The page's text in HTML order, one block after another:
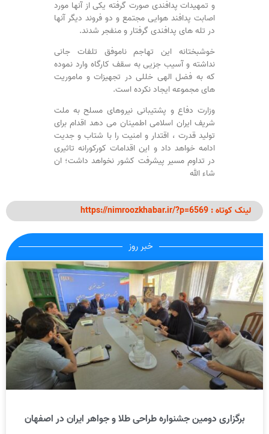
و تمهیدات پدافندی صورت گرفته یکی از آنها مورد
اصابت پدافند هوایی مجتمع و دو فروند دیگر آنها
در تله های پدافندی گرفتار و منفجر شدند.
خوشبختانه این تهاجم ناموفق تلفات جانی
نداشته و آسیب جزیی به سقف کارگاه وارد نموده
که به فضل الهی خللی در تجهیزات و ماموریت
های مجموعه ایجاد نکرده است.
وزارت دفاع و پشتیبانی نیروهای مسلح به ملت
شریف ایران اسلامی اطمینان می دهد اقدام برای
تولید قدرت ، اقتدار و امنیت را با شتاب و جدیت
ادامه خواهد داد و این اقدامات کورکورانه تاثیری
در تداوم مسیر پیشرفت کشور نخواهد داشت؛ ان
شاء الله
لینک کوتاه : https://nimroozkhabar.ir/?p=6569
خبر روز
برگزاری دومین جشنواره طراحی طلا و جواهر ایران در اصفهان